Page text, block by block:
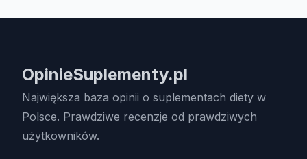
OpinieSuplementy.pl
Największa baza opinii o suplementach diety w
Polsce. Prawdziwe recenzje od prawdziwych
użytkowników.